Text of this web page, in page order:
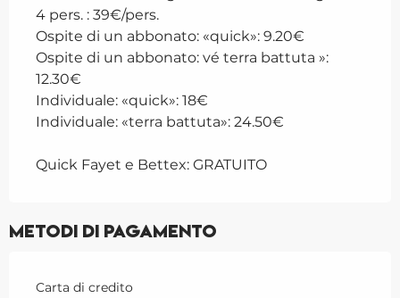
4 pers. : 39€/pers.
Ospite di un abbonato: «quick»: 9.20€
Ospite di un abbonato: vé terra battuta »:
12.30€
Individuale: «quick»: 18€
Individuale: «terra battuta»: 24.50€
Quick Fayet e Bettex: GRATUITO
Metodi di pagamento
Carta di credito